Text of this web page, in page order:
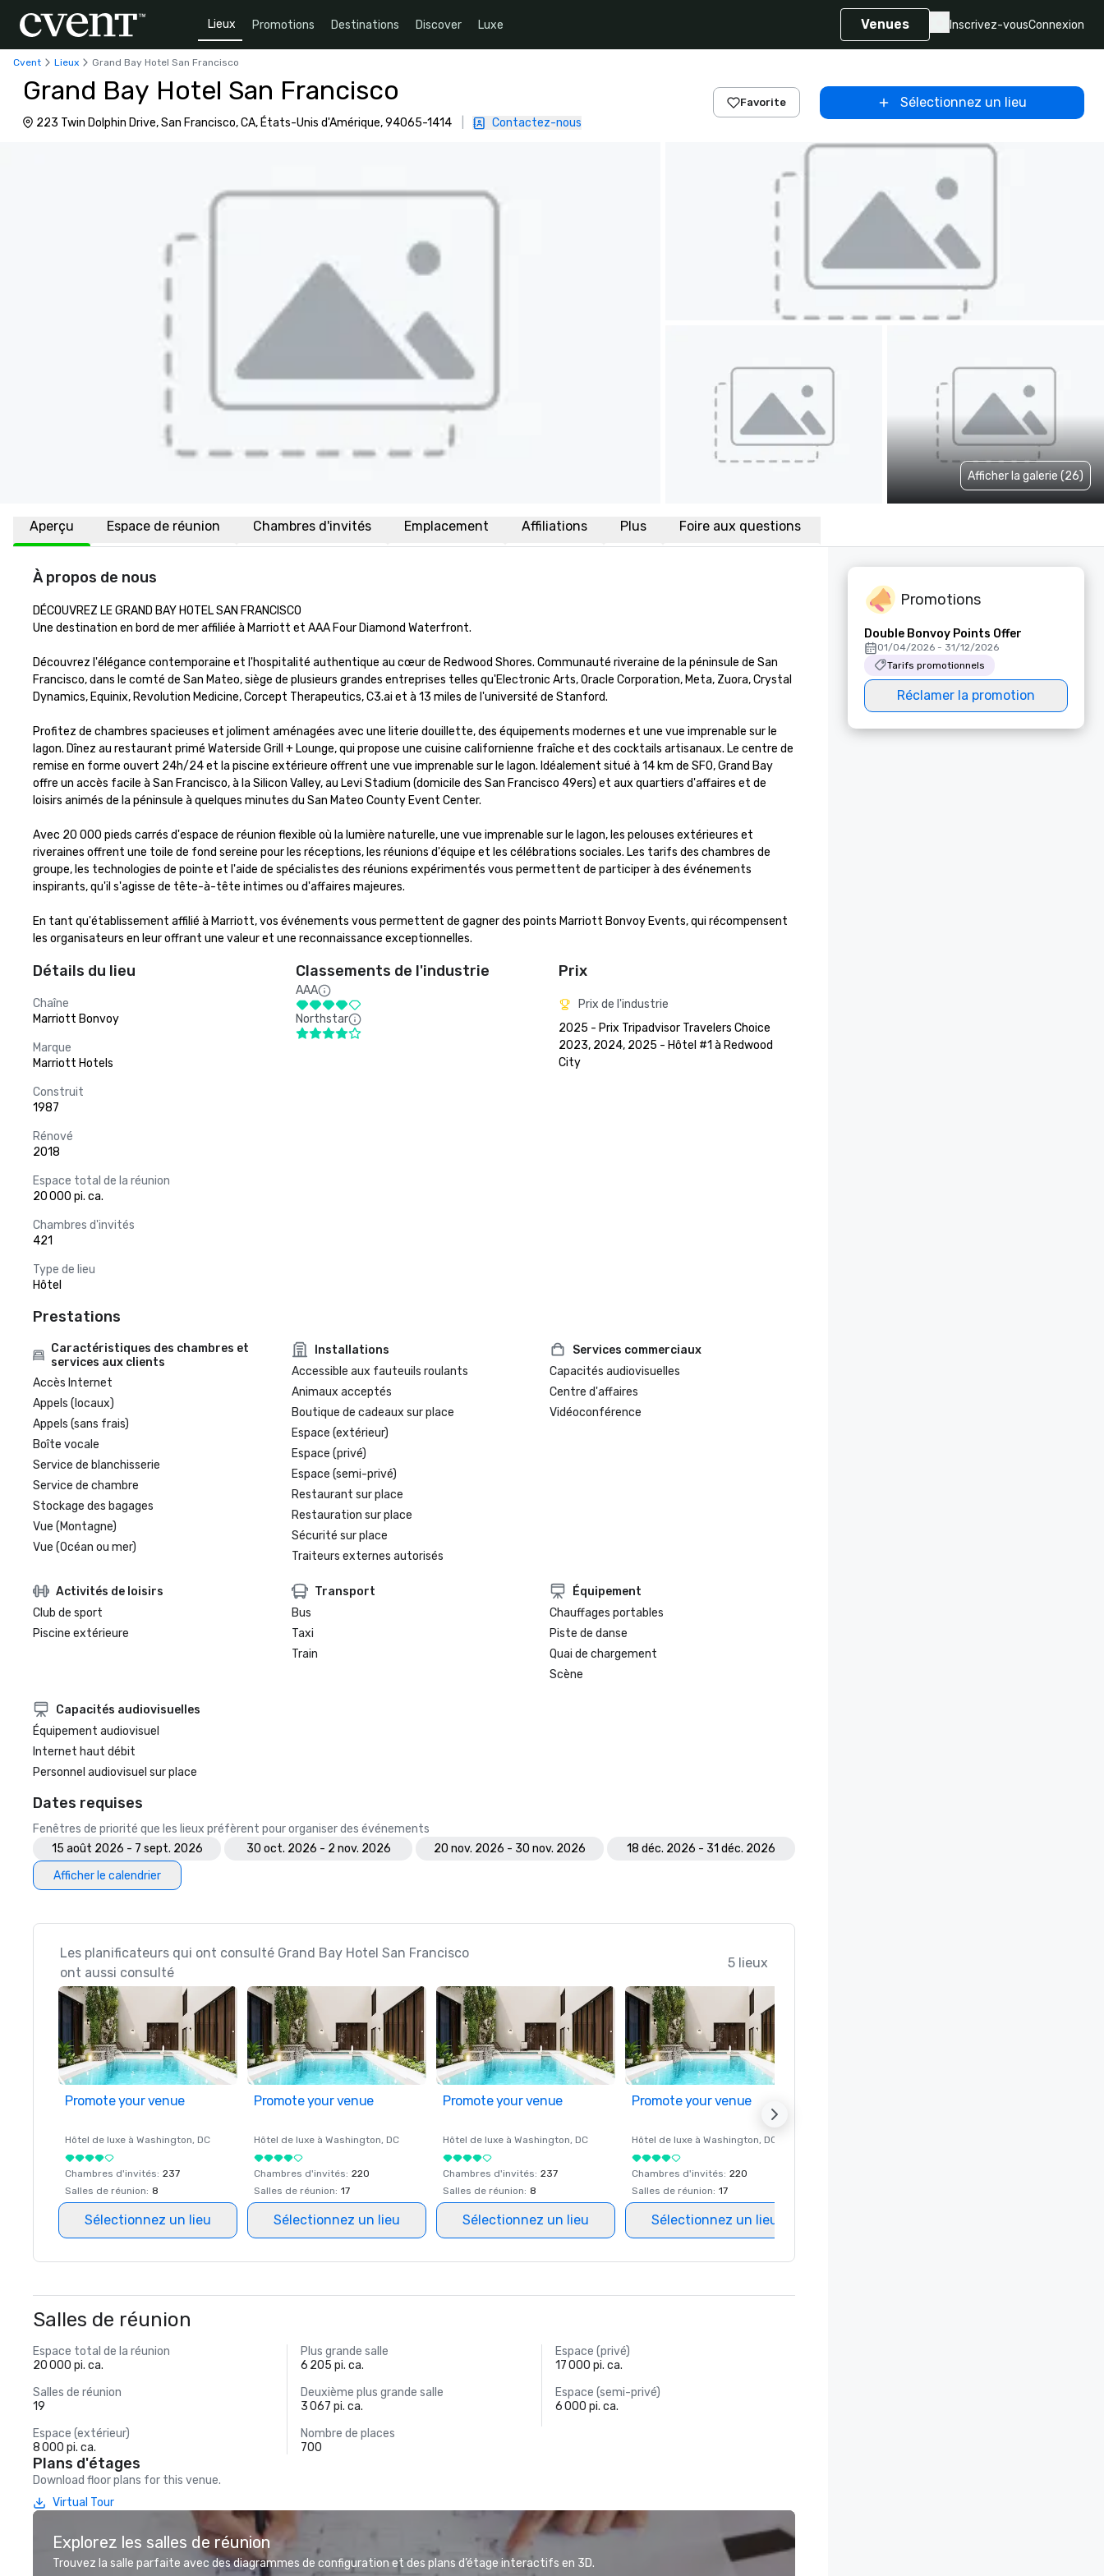
Lieux Promotions Destinations Discover Luxe Venues Inscrivez-vousConnexion
Cvent Lieux Grand Bay Hotel San Francisco
Grand Bay Hotel San Francisco
223 Twin Dolphin Drive, San Francisco, CA, États-Unis d'Amérique, 94065-1414 Contactez-nous
Favorite Sélectionnez un lieu
Afficher la galerie (26)
Aperçu Espace de réunion Chambres d'invités Emplacement Affiliations Plus Foire aux questions
À propos de nous
DÉCOUVREZ LE GRAND BAY HOTEL SAN FRANCISCO
Une destination en bord de mer affiliée à Marriott et AAA Four Diamond Waterfront.
Découvrez l'élégance contemporaine et l'hospitalité authentique au cœur de Redwood Shores. Communauté riveraine de la péninsule de San
Francisco, dans le comté de San Mateo, siège de plusieurs grandes entreprises telles qu'Electronic Arts, Oracle Corporation, Meta, Zuora, Crystal
Dynamics, Equinix, Revolution Medicine, Corcept Therapeutics, C3.ai et à 13 miles de l'université de Stanford.
Profitez de chambres spacieuses et joliment aménagées avec une literie douillette, des équipements modernes et une vue imprenable sur le
lagon. Dînez au restaurant primé Waterside Grill + Lounge, qui propose une cuisine californienne fraîche et des cocktails artisanaux. Le centre de
remise en forme ouvert 24h/24 et la piscine extérieure offrent une vue imprenable sur le lagon. Idéalement situé à 14 km de SFO, Grand Bay
offre un accès facile à San Francisco, à la Silicon Valley, au Levi Stadium (domicile des San Francisco 49ers) et aux quartiers d'affaires et de
loisirs animés de la péninsule à quelques minutes du San Mateo County Event Center.
Avec 20 000 pieds carrés d'espace de réunion flexible où la lumière naturelle, une vue imprenable sur le lagon, les pelouses extérieures et
riveraines offrent une toile de fond sereine pour les réceptions, les réunions d'équipe et les célébrations sociales. Les tarifs des chambres de
groupe, les technologies de pointe et l'aide de spécialistes des réunions expérimentés vous permettent de participer à des événements
inspirants, qu'il s'agisse de tête-à-tête intimes ou d'affaires majeures.
En tant qu'établissement affilié à Marriott, vos événements vous permettent de gagner des points Marriott Bonvoy Events, qui récompensent
les organisateurs en leur offrant une valeur et une reconnaissance exceptionnelles.
Détails du lieu
Chaîne
Marriott Bonvoy
Marque
Marriott Hotels
Construit
1987
Rénové
2018
Espace total de la réunion
20 000 pi. ca.
Chambres d'invités
421
Type de lieu
Hôtel
Classements de l'industrie
AAA
Northstar
Prix
Prix de l'industrie
2025 - Prix Tripadvisor Travelers Choice
2023, 2024, 2025 - Hôtel #1 à Redwood
City
Prestations
Caractéristiques des chambres et
services aux clients
Accès Internet
Appels (locaux)
Appels (sans frais)
Boîte vocale
Service de blanchisserie
Service de chambre
Stockage des bagages
Vue (Montagne)
Vue (Océan ou mer)
Installations
Accessible aux fauteuils roulants
Animaux acceptés
Boutique de cadeaux sur place
Espace (extérieur)
Espace (privé)
Espace (semi-privé)
Restaurant sur place
Restauration sur place
Sécurité sur place
Traiteurs externes autorisés
Services commerciaux
Capacités audiovisuelles
Centre d'affaires
Vidéoconférence
Activités de loisirs
Club de sport
Piscine extérieure
Transport
Bus
Taxi
Train
Équipement
Chauffages portables
Piste de danse
Quai de chargement
Scène
Capacités audiovisuelles
Équipement audiovisuel
Internet haut débit
Personnel audiovisuel sur place
Dates requises
Fenêtres de priorité que les lieux préfèrent pour organiser des événements
15 août 2026 - 7 sept. 2026
30 oct. 2026 - 2 nov. 2026 20 nov. 2026 - 30 nov. 2026
18 déc. 2026 - 31 déc. 2026
Afficher le calendrier
Les planificateurs qui ont consulté Grand Bay Hotel San Francisco
ont aussi consulté
5 lieux
Promote your venue
Hôtel de luxe à Washington, DC
Chambres d'invités: 237
Salles de réunion: 8
Sélectionnez un lieu
Promote your venue
Hôtel de luxe à Washington, DC
Chambres d'invités: 220
Salles de réunion: 17
Sélectionnez un lieu
Promote your venue
Hôtel de luxe à Washington, DC
Chambres d'invités: 237
Salles de réunion: 8
Sélectionnez un lieu
Promote your venue
Hôtel de luxe à Washington, DC
Chambres d'invités: 220
Salles de réunion: 17
Sélectionnez un lieu
Salles de réunion
Espace total de la réunion
20 000 pi. ca.
Plus grande salle
6 205 pi. ca.
Espace (privé)
17 000 pi. ca.
Salles de réunion
19
Deuxième plus grande salle
3 067 pi. ca.
Espace (semi-privé)
6 000 pi. ca.
Espace (extérieur)
8 000 pi. ca.
Nombre de places
700
Plans d'étages
Download floor plans for this venue.
Virtual Tour
Explorez les salles de réunion
Trouvez la salle parfaite avec des diagrammes de configuration et des plans d’étage interactifs en 3D.
Promotions
Double Bonvoy Points Offer
01/04/2026 - 31/12/2026
Tarifs promotionnels
Réclamer la promotion